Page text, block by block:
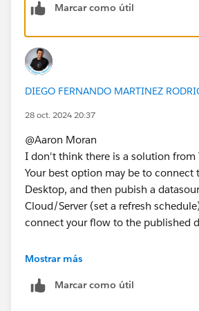
Marcar como útil
DIEGO FERNANDO MARTINEZ
28 oct. 2024 20:37
@Aaron Moran​
I don't think there is a solution from
Your best option may be to connect
Desktop, and then pubish a
Cloud/Server (set a refresh
connect your flow to the published
If this post resolves the question,
the same answer/resolution and
Mostrar más
Marcar como útil